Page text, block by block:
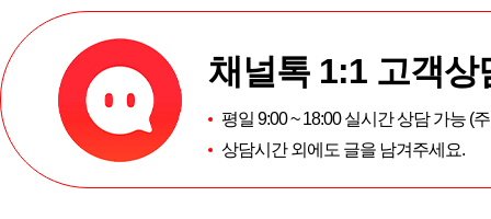
채널톡 1:1 고객상
평일 9:00 ~ 18:00 실시간 상담 가능 (
상담시간 외에도 글을 남겨주세요.